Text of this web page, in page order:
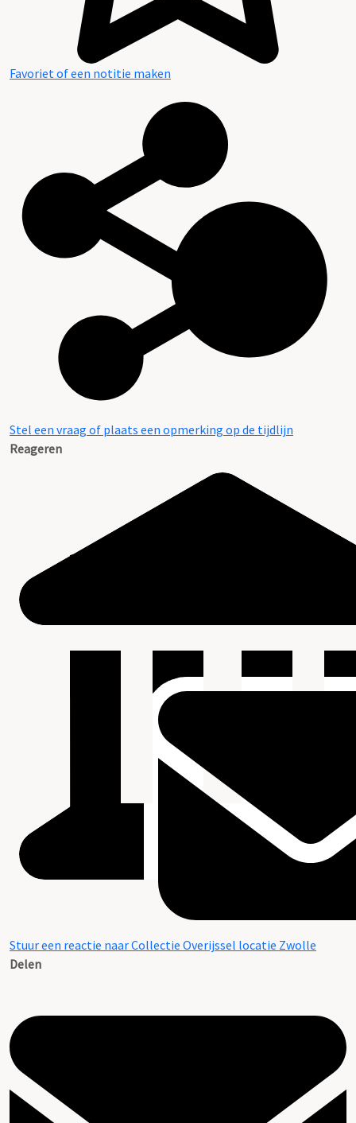
Favoriet of een notitie maken
Stel een vraag of plaats een opmerking op de tijdlijn
Reageren
Stuur een reactie naar Collectie Overijssel locatie Zwolle
Delen